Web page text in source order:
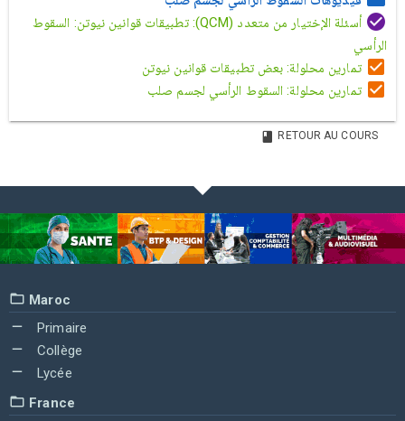
أسئلة الإختيار من متعدد (QCM): تطبيقات قوانين نيوتن: السقوط
الرأسي
تمارين محلولة: بعض تطبيقات قوانين نيوتن
تمارين محلولة: السقوط الرأسي لجسم صلب
RETOUR AU COURS
Maroc
Primaire
Collège
Lycée
France